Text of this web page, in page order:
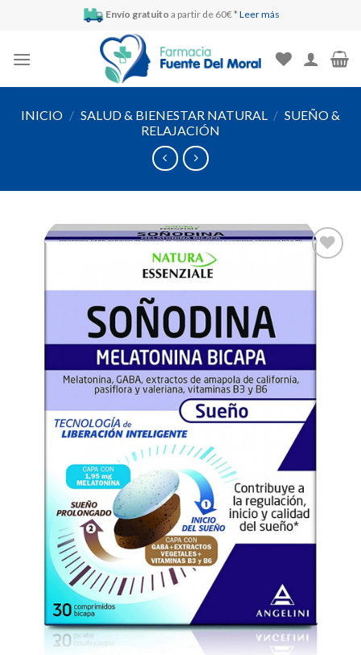
Envío gratuito a partir de 60€ * Leer más
INICIO / SALUD & BIENESTAR NATURAL / SUEÑO &
RELAJACIÓN
deseos